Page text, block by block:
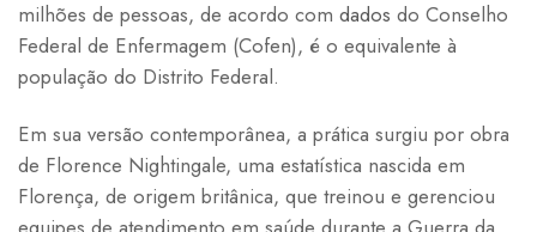
milhões de pessoas, de acordo com dados do Conselho
Federal de Enfermagem (Cofen), é o equivalente à
população do Distrito Federal.
Em sua versão contemporânea, a prática surgiu por obra
de Florence Nightingale, uma estatística nascida em
Florença, de origem britânica, que treinou e gerenciou